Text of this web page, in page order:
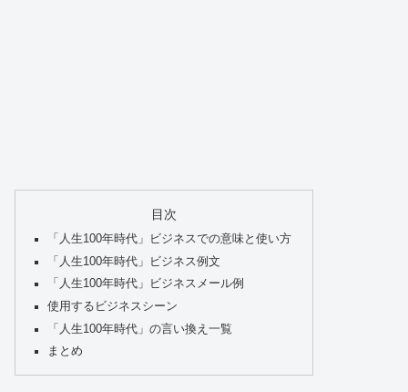
目次
「人生100年時代」ビジネスでの意味と使い方
「人生100年時代」ビジネス例文
「人生100年時代」ビジネスメール例
使用するビジネスシーン
「人生100年時代」の言い換え一覧
まとめ